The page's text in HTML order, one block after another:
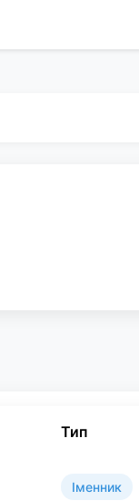
Тип
Іменник